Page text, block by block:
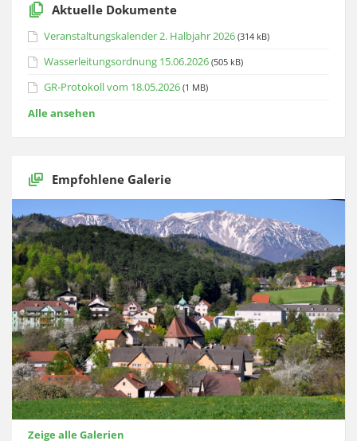
Aktuelle Dokumente
Veranstaltungskalender 2. Halbjahr 2026 (314 kB)
Wasserleitungsordnung 15.06.2026 (505 kB)
GR-Protokoll vom 18.05.2026 (1 MB)
Alle ansehen
Empfohlene Galerie
Zeige alle Galerien